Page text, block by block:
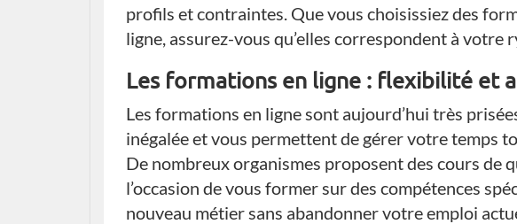
profils et contraintes. Que vous choisissiez des
ligne, assurez-vous qu’elles correspondent à votre
Les formations en ligne : flexibilité et
Les formations en ligne sont aujourd’hui très
inégalée et vous permettent de gérer votre temps
De nombreux organismes proposent des cours de
l’occasion de vous former sur des compétences
nouveau métier sans abandonner votre emploi